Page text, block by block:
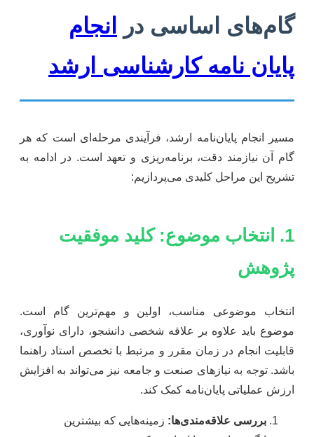
گام‌های اساسی درانجام
پایان نامه کارشناسی ارشد
مسیر انجام پایان‌نامه ارشد، فرآیندی مرحله‌ای است که هر
گام آن نیازمند دقت، برنامه‌ریزی و تعهد است. در ادامه به
تشریح این مراحل کلیدی می‌پردازیم:
1. انتخاب موضوع: کلید موفقیت
پژوهش
انتخاب موضوعی مناسب، اولین و مهم‌ترین گام است.
موضوع باید علاوه بر علاقه شخصی دانشجو، دارای نوآوری،
قابلیت انجام در زمان مقرر و مرتبط با تخصص استاد راهنما
باشد. توجه به نیازهای صنعت و جامعه نیز می‌تواند به افزایش
ارزش عملیاتی پایان‌نامه کمک کند.
بررسی علاقه‌مندی‌ها:زمینه‌هایی که بیشترین